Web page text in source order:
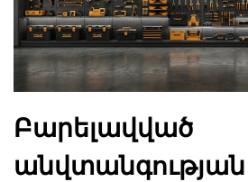
Բարելավված
անվտանգության